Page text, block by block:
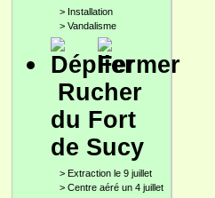
> Installation
> Vandalisme
Rucher
du Fort
de Sucy
> Extraction le 9 juillet
> Centre aéré un 4 juillet